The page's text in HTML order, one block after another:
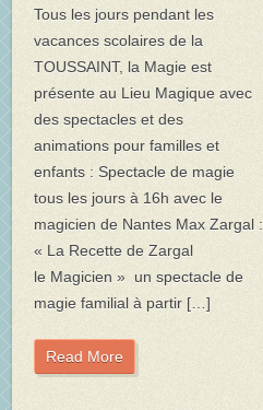
Tous les jours pendant les
vacances scolaires de la
TOUSSAINT, la Magie est
présente au Lieu Magique avec
des spectacles et des
animations pour familles et
enfants : Spectacle de magie
tous les jours à 16h avec le
magicien de Nantes Max Zargal :
« La Recette de Zargal
le Magicien » un spectacle de
magie familial à partir […]
Read More